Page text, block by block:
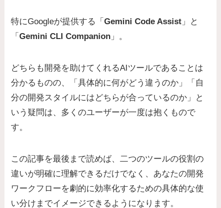
特にGoogleが提供する「Gemini Code Assist 」と
「Gemini CLI Companion 」。
どちらも開発を助けてくれるAIツールであることは
分かるものの、「具体的に何がどう違うのか」「自
分の開発スタイルにはどちらが合っているのか」と
いう疑問は、多くのユーザーが一度は抱くもので
す。
この記事を最後まで読めば、二つのツールの役割の
違いが明確に理解できるだけでなく、あなたの開発
ワークフローを劇的に効率化するための具体的な使
い分けまでイメージできるようになります。